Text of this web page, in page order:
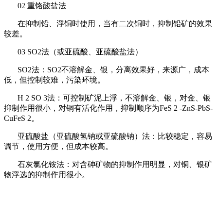
02 重铬酸盐法
在抑制铅、浮铜时使用，当有二次铜时，抑制铅矿的效果
较差。
03 SO2法（或亚硫酸、亚硫酸盐法）
SO2法：SO2不溶解金、银，分离效果好，来源广，成本
低，但控制较难，污染环境。
H 2 SO 3法：可控制矿泥上浮，不溶解金、银，对金、银
抑制作用很小，对铜有活化作用，抑制顺序为FeS 2 -ZnS-PbS-
CuFeS 2。
亚硫酸盐（亚硫酸氢钠或亚硫酸钠）法：比较稳定，容易
调节，使用方便，但成本较高。
石灰氯化铵法：对含砷矿物的抑制作用明显，对铜、银矿
物浮选的抑制作用很小。